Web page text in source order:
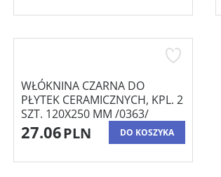
WŁÓKNINA CZARNA DO
PŁYTEK CERAMICZNYCH, KPL. 2
SZT. 120X250 MM /0363/
27.06PLN DO KOSZYKA